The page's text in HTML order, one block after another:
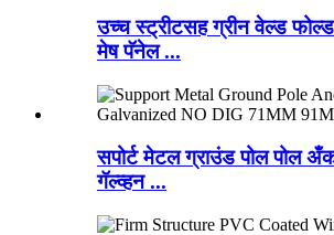
उच्च स्ट्रीटसह ग्रीन वेल्ड
मेष पॅनेल ...
सपोर्ट मेटल ग्राउंड पोल पोल
गॅल्व्हन ...